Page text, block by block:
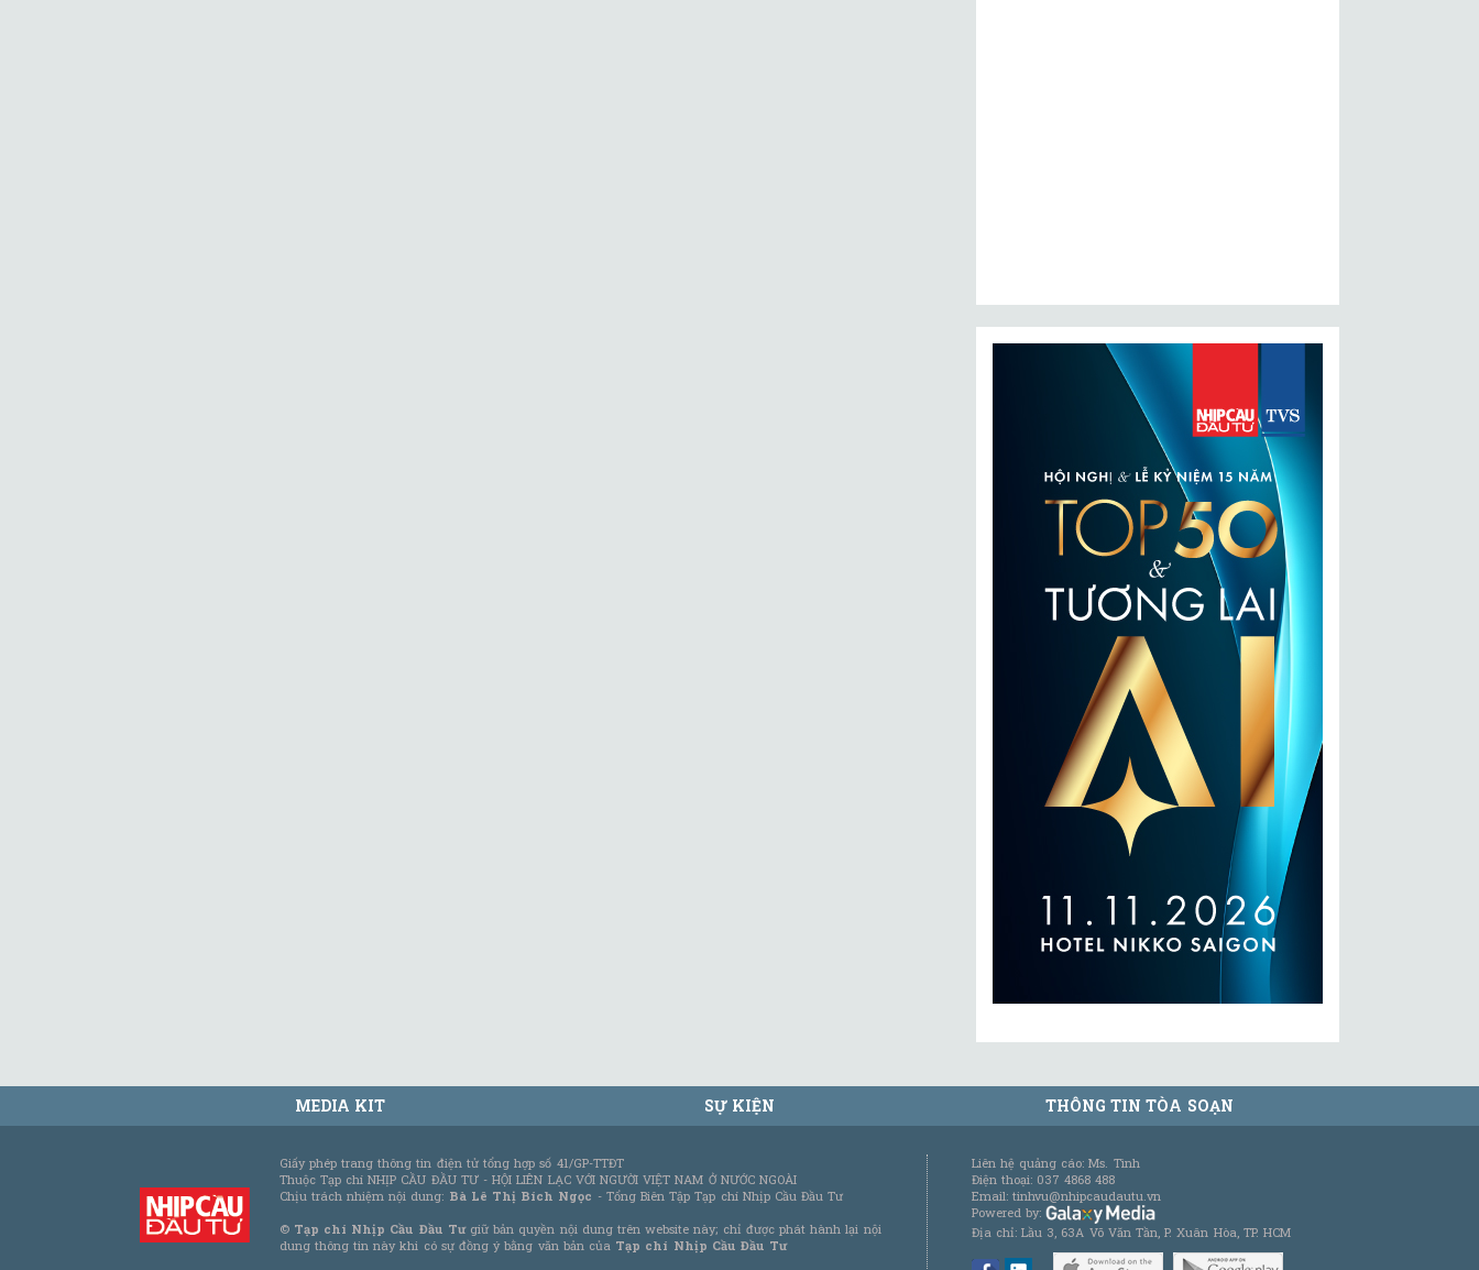
MEDIA KIT SỰ KIỆN THÔNG TIN TÒA SOẠN
Giấy phép trang thông tin điện tử tổng hợp số 41/GP-TTĐT
Thuộc Tạp chí NHỊP CẦU ĐẦU TƯ - HỘI LIÊN LẠC VỚI NGƯỜI VIỆT NAM Ở NƯỚC NGOÀI
Chịu trách nhiệm nội dung: Bà Lê Thị Bích Ngọc - Tổng Biên Tập Tạp chí Nhịp Cầu Đầu Tư
© Tạp chí Nhịp Cầu Đầu Tưgiữ bản quyền nội dung trên website này; chỉ được phát hành lại nội
dung thông tin này khi có sự đồng ý bằng văn bản của Tạp chí Nhịp Cầu Đầu Tư
Liên hệ quảng cáo: Ms. Tình
Điện thoại: 037 4868 488
Email: tinhvu@nhipcaudautu.vn
Powered by:
Địa chỉ: Lầu 3, 63A Võ Văn Tần, P. Xuân Hòa, TP. HCM